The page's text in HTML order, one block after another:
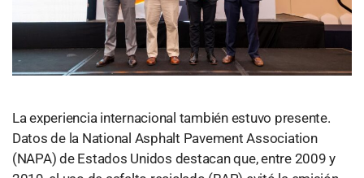
La experiencia internacional también estuvo presente.
Datos de la National Asphalt Pavement Association
(NAPA) de Estados Unidos destacan que, entre 2009 y